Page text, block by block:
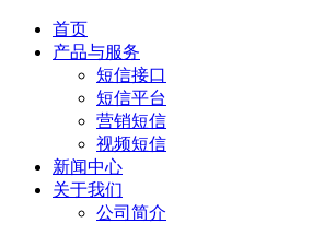
首页
产品与服务
短信接口
短信平台
营销短信
视频短信
新闻中心
关于我们
公司简介